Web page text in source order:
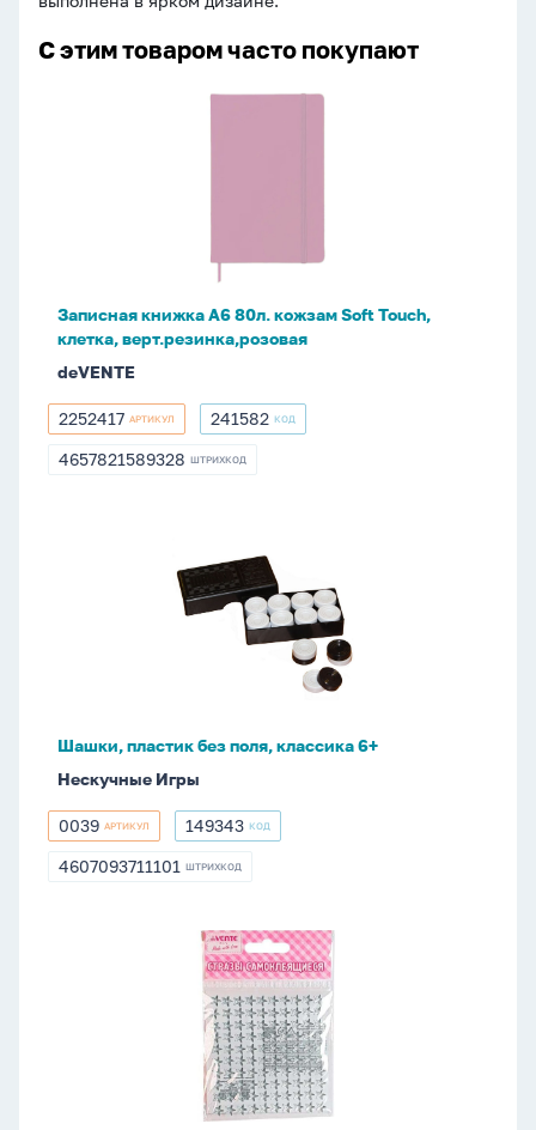
С этим товаром часто покупают
верт.резинка,розовая
Записная книжка А6 80л. кожзам Soft Touch,
клетка, верт.резинка,розовая
deVENTE
2252417
2252417 АРТИКУЛ 241582
241582 КОД
4657821589328
4657821589328 ШТРИХКОД
Шашки, пластик без поля, классика 6+
Нескучные Игры
0039
0039 АРТИКУЛ 149343
149343 КОД
4607093711101
4607093711101 ШТРИХКОД